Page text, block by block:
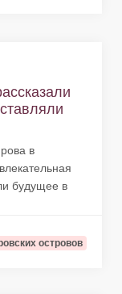
в
будущее в
островов